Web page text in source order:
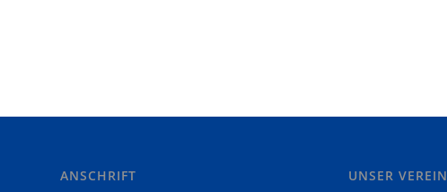
ANSCHRIFT UNSER VEREIN